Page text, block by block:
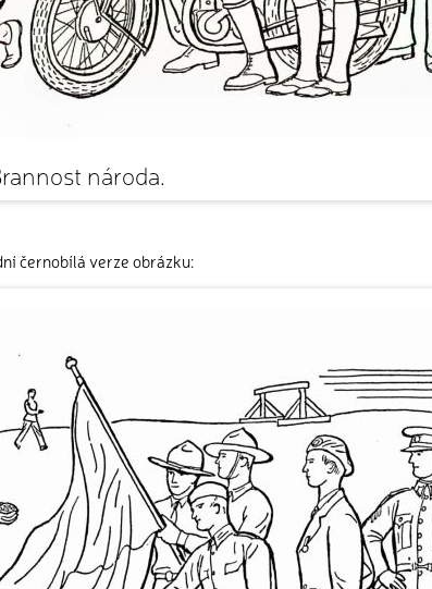
národa.
černobílá verze obrázku: